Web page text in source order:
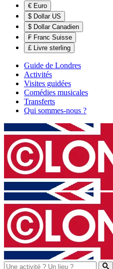
€ Euro
$ Dollar US
$ Dollar Canadien
₣ Franc Suisse
£ Livre sterling
Guide de Londres
Activités
Visites guidées
Comédies musicales
Transferts
Qui sommes-nous ?